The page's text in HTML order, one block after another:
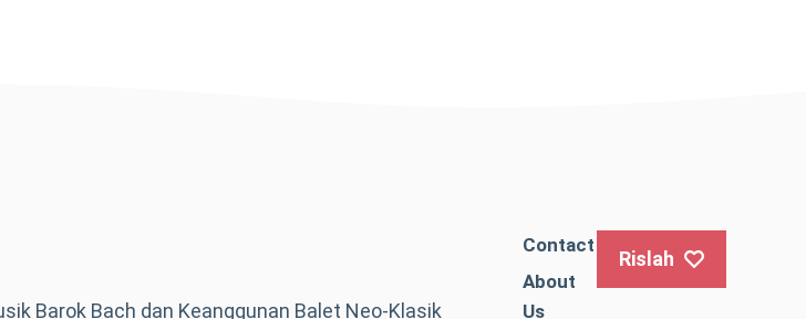
Barok Bach dan Keanggunan Balet Neo-Klasik
Contact
About
Us
Rislah